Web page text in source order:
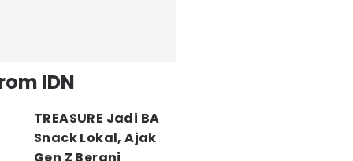
IDN
TREASURE Jadi BA
Snack Lokal, Ajak